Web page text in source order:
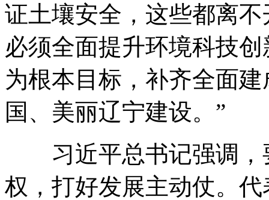
证土壤安全，这些都离
必须全面提升环境科技
为根本目标，补齐全面
国、美丽辽宁建设。”
习近平总书记强调，
权，打好发展主动仗。